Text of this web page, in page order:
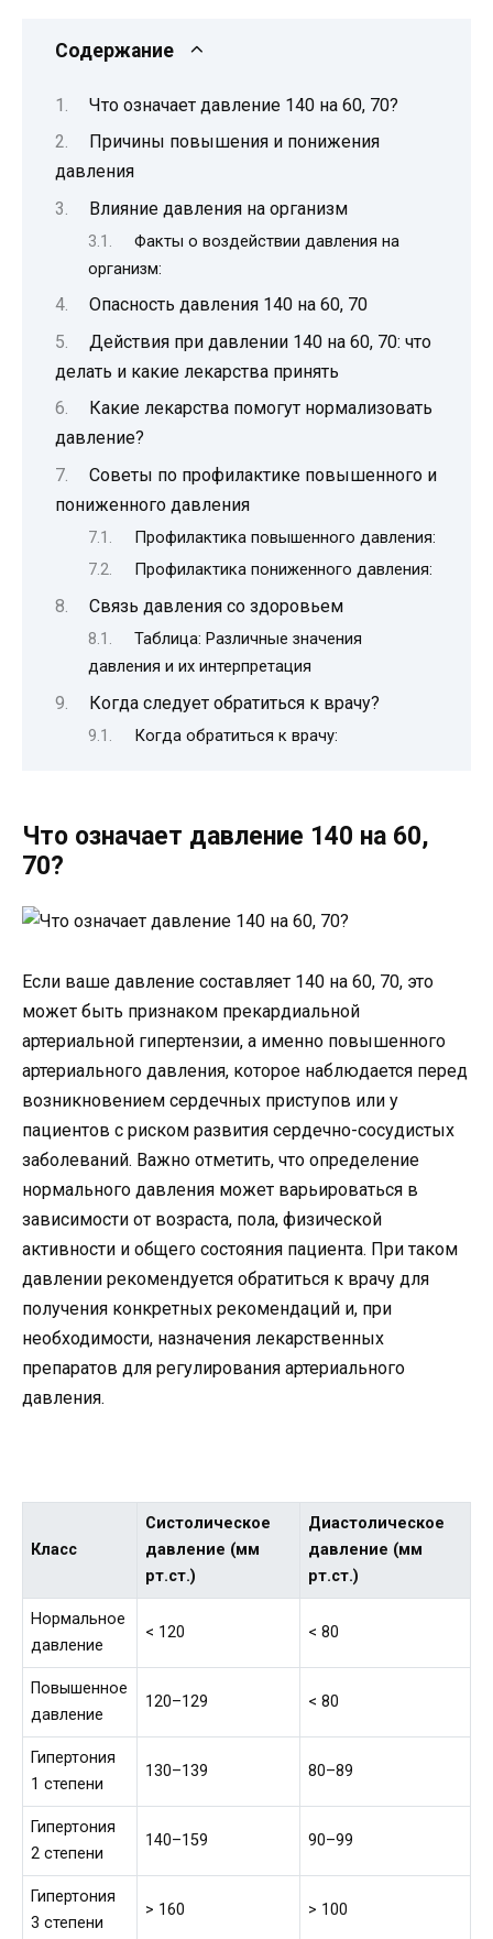
Содержание
Что означает давление 140 на 60, 70?
Причины повышения и понижения
давления
Влияние давления на организм
Факты о воздействии давления на
организм:
Опасность давления 140 на 60, 70
Действия при давлении 140 на 60, 70: что
делать и какие лекарства принять
Какие лекарства помогут нормализовать
давление?
Советы по профилактике повышенного и
пониженного давления
Профилактика повышенного давления:
Профилактика пониженного давления:
Связь давления со здоровьем
Таблица: Различные значения
давления и их интерпретация
Когда следует обратиться к врачу?
Когда обратиться к врачу:
Что означает давление 140 на 60,
70?
Если ваше давление составляет 140 на 60, 70, это
может быть признаком прекардиальной
артериальной гипертензии, а именно повышенного
артериального давления, которое наблюдается перед
возникновением сердечных приступов или у
пациентов с риском развития сердечно-сосудистых
заболеваний. Важно отметить, что определение
нормального давления может варьироваться в
зависимости от возраста, пола, физической
активности и общего состояния пациента. При таком
давлении рекомендуется обратиться к врачу для
получения конкретных рекомендаций и, при
необходимости, назначения лекарственных
препаратов для регулирования артериального
давления.
Класс
Систолическое
давление (мм
рт.ст.)
Диастолическое
давление (мм
рт.ст.)
Нормальное
давление
< 120 < 80
Повышенное
давление
120–129 < 80
Гипертония
1 степени
130–139 80–89
Гипертония
2 степени
140–159 90–99
Гипертония
3 степени
> 160 > 100